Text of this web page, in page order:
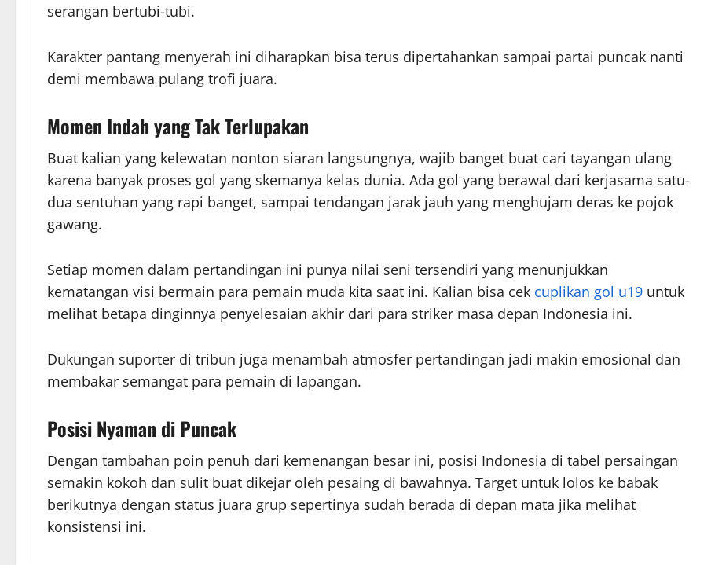
serangan bertubi-tubi.
Karakter pantang menyerah ini diharapkan bisa terus dipertahankan sampai partai puncak nanti
demi membawa pulang trofi juara.
Momen Indah yang Tak Terlupakan
Buat kalian yang kelewatan nonton siaran langsungnya, wajib banget buat cari tayangan ulang
karena banyak proses gol yang skemanya kelas dunia. Ada gol yang berawal dari kerjasama satu-
dua sentuhan yang rapi banget, sampai tendangan jarak jauh yang menghujam deras ke pojok
gawang.
Setiap momen dalam pertandingan ini punya nilai seni tersendiri yang menunjukkan
kematangan visi bermain para pemain muda kita saat ini. Kalian bisa cek cuplikan gol u19 untuk
melihat betapa dinginnya penyelesaian akhir dari para striker masa depan Indonesia ini.
Dukungan suporter di tribun juga menambah atmosfer pertandingan jadi makin emosional dan
membakar semangat para pemain di lapangan.
Posisi Nyaman di Puncak
Dengan tambahan poin penuh dari kemenangan besar ini, posisi Indonesia di tabel persaingan
semakin kokoh dan sulit buat dikejar oleh pesaing di bawahnya. Target untuk lolos ke babak
berikutnya dengan status juara grup sepertinya sudah berada di depan mata jika melihat
konsistensi ini.